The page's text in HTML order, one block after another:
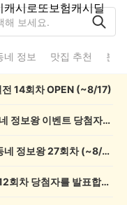
캐시로또보험캐시딜
네 정보 맛집 추천 분
14회차 OPEN (~8/17)
💰[당첨자 발표] 26회차 우리 동네 정보왕 이벤트 당첨자를 발표합니다!
💸 전원 2,000캐시 지급! 우리 동네 정보왕 27회차 (~8/10)
💰[당첨자 발표] 우리 동네 썰전 12회차 당첨자를 발표합니다!